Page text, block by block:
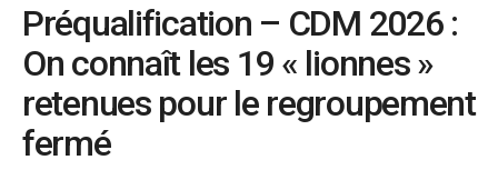
Préqualification – CDM 2026 :
On connaît les 19 « lionnes »
retenues pour le regroupement
fermé